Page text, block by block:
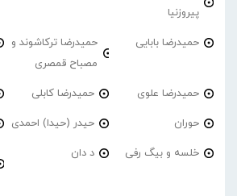
پیروزنیا
حمیدرضا بابایی
حمیدرضا ترکاشوند و
مصباح قمصری
حمیدرضا علوی حمیدرضا کابلی
حوران حیدر (حیدا) احمدی
خلسه و بیگ رفی د دان